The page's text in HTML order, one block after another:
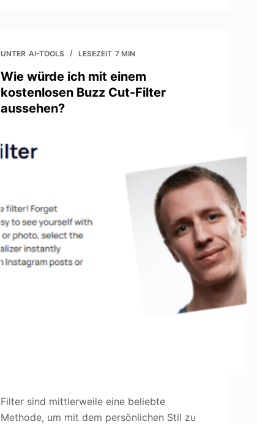
UNTER AI-TOOLS LESEZEIT 7 MIN
Wie würde ich mit einem
kostenlosen Buzz Cut-Filter
aussehen?
Filter sind mittlerweile eine beliebte
Methode, um mit dem persönlichen Stil zu